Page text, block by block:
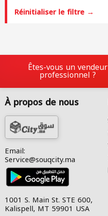
Réinitialiser le filtre →
Êtes-vous un vendeur
professionnel ?
À propos de nous
Email:
Service@souqcity.ma
1001 S. Main St. STE 600,
Kalispell, MT 59901 USA